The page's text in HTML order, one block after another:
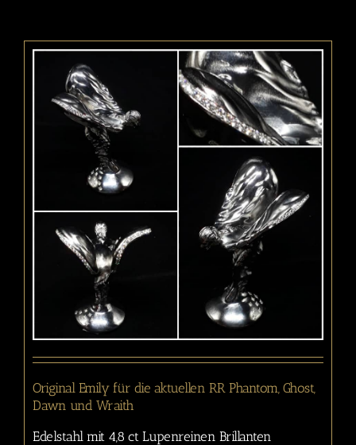
Original Emily für die aktuellen RR Phantom, Ghost,
Dawn und Wraith
Edelstahl mit 4,8 ct Lupenreinen Brillanten